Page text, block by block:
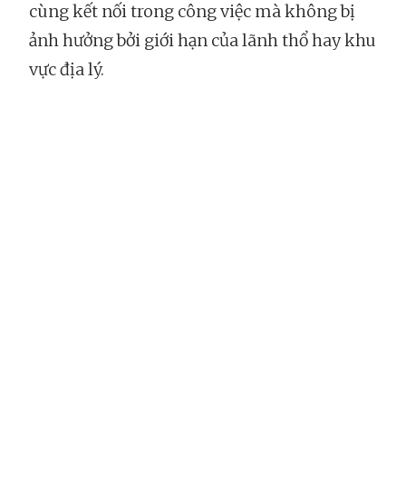
cùng kết nối trong công việc mà không bị
ảnh hưởng bởi giới hạn của lãnh thổ hay khu
vực địa lý.